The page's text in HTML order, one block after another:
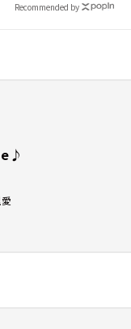
Recommended by